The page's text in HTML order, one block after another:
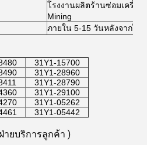
โรงงานผลิตร้านซ่อมเครื่อง
Mining
ภายใน 5-15 วันหลังจากได้
31Y1-15700
31Y1-28960
31Y1-28790
31Y1-29100
31Y1-05262
31Y1-05442
ายบริการลูกค้า )